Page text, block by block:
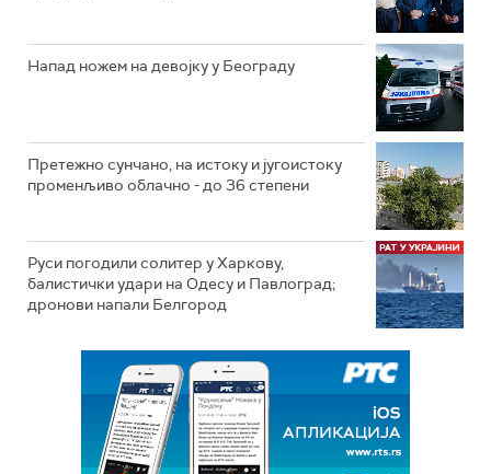
Напад ножем на девојку у Београду
Претежно сунчано, на истоку и југоистоку
променљиво облачно - до 36 степени
Руси погодили солитер у Харкову,
балистички удари на Одесу и Павлоград;
дронови напали Белгород